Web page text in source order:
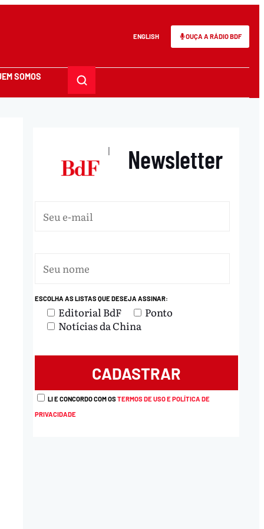
ENGLISH OUÇA A RÁDIO BDF
SOMOS
| Newsletter
ESCOLHA AS LISTAS QUE DESEJA ASSINAR:
Editorial BdF
Ponto
Notícias da China
LI E CONCORDO COM OSTERMOS DE USO E POLÍTICA DE
PRIVACIDADE